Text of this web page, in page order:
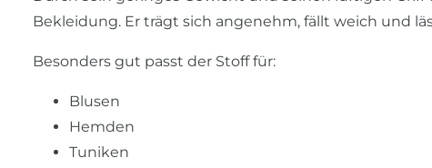
Bekleidung. Er trägt sich angenehm, fällt weich und
Besonders gut passt der Stoff für:
Blusen
Hemden
Tuniken